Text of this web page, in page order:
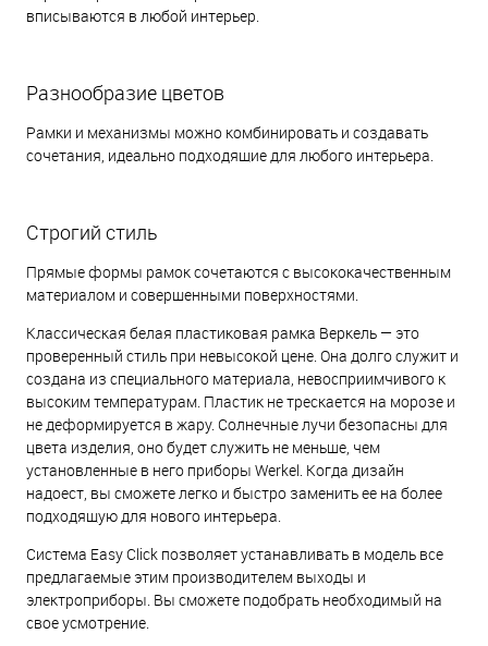
вписываются в любой интерьер.
Разнообразие цветов
Рамки и механизмы можно комбинировать и создавать
сочетания, идеально подходящие для любого интерьера.
Строгий стиль
Прямые формы рамок сочетаются с высококачественным
материалом и совершенными поверхностями.
Классическая белая пластиковая рамка Веркель — это
проверенный стиль при невысокой цене. Она долго служит и
создана из специального материала, невосприимчивого к
высоким температурам. Пластик не трескается на морозе и
не деформируется в жару. Солнечные лучи безопасны для
цвета изделия, оно будет служить не меньше, чем
установленные в него приборы Werkel. Когда дизайн
надоест, вы сможете легко и быстро заменить ее на более
подходящую для нового интерьера.
Система Easy Click позволяет устанавливать в модель все
предлагаемые этим производителем выходы и
электроприборы. Вы сможете подобрать необходимый на
свое усмотрение.